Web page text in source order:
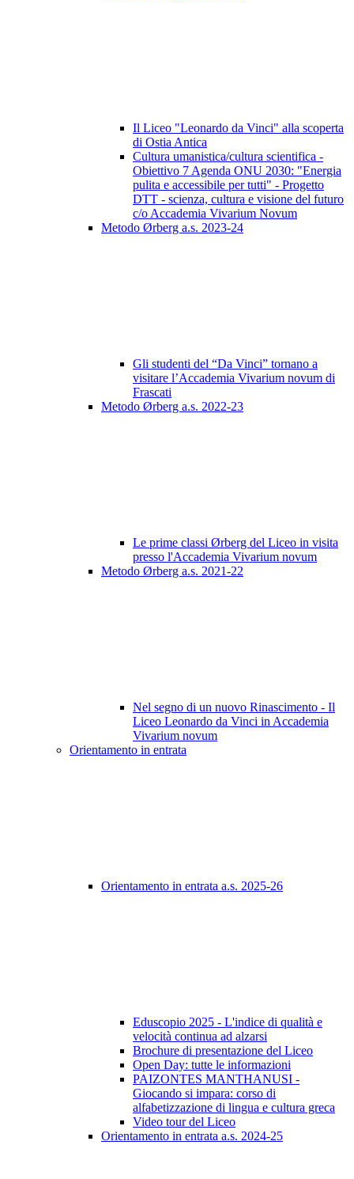
Il Liceo "Leonardo da Vinci" alla scoperta
di Ostia Antica
Cultura umanistica/cultura scientifica -
Obiettivo 7 Agenda ONU 2030: "Energia
pulita e accessibile per tutti" - Progetto
DTT - scienza, cultura e visione del futuro
c/o Accademia Vivarium Novum
Metodo Ørberg a.s. 2023-24
Gli studenti del “Da Vinci” tornano a
visitare l’Accademia Vivarium novum di
Frascati
Metodo Ørberg a.s. 2022-23
Le prime classi Ørberg del Liceo in visita
presso l'Accademia Vivarium novum
Metodo Ørberg a.s. 2021-22
Nel segno di un nuovo Rinascimento - Il
Liceo Leonardo da Vinci in Accademia
Vivarium novum
Orientamento in entrata
Orientamento in entrata a.s. 2025-26
Eduscopio 2025 - L'indice di qualità e
velocità continua ad alzarsi
Brochure di presentazione del Liceo
Open Day: tutte le informazioni
PAIZONTES MANTHANUSI -
Giocando si impara: corso di
alfabetizzazione di lingua e cultura greca
Video tour del Liceo
Orientamento in entrata a.s. 2024-25